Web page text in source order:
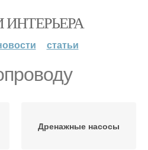
статьи
Дренажные насосы